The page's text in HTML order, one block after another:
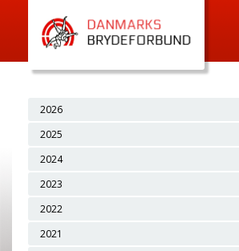
2026
2025
2024
2023
2022
2021